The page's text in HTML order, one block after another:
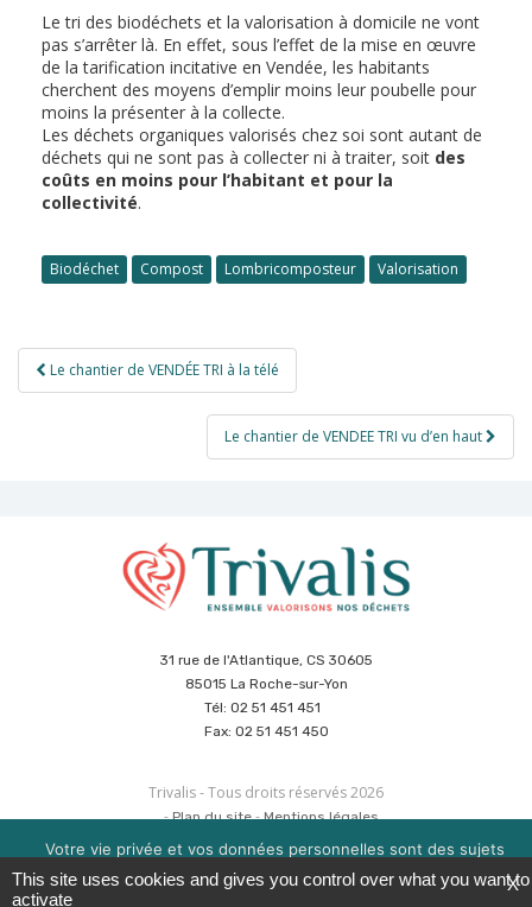
Le tri des biodéchets et la valorisation à domicile ne vont
pas s’arrêter là. En effet, sous l’effet de la mise en œuvre
de la tarification incitative en Vendée, les habitants
cherchent des moyens d’emplir moins leur poubelle pour
moins la présenter à la collecte.
Les déchets organiques valorisés chez soi sont autant de
déchets qui ne sont pas à collecter ni à traiter, soit des
coûts en moins pour l’habitant et pour la
collectivité.
Biodéchet Compost Lombricomposteur Valorisation
Navigation
de
Le chantier de VENDÉE TRI à la télé
Le chantier de VENDEE TRI vu d’en haut
31 rue de l'Atlantique, CS 30605
85015 La Roche-sur-Yon
Tél: 02 51 451 451
Fax: 02 51 451 450
Trivalis - Tous droits réservés 2026
Plan du site
Mentions légales
Politique de sécurité des données
Réalisation :Agence CUBE&Hypaepa
Votre vie privée et vos données personnelles sont des sujets
importants pour nous. Consultez notre politique de
confidentialité pour en savoir plus. Nous utilisons des cookies
X
This site uses cookies and gives you control over what you want to
activate